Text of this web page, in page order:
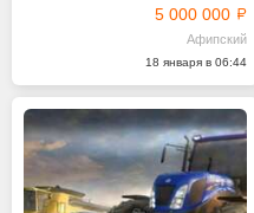
5 000 000
Афипский
18 января в 06:44